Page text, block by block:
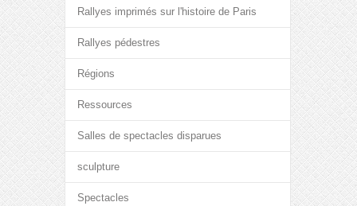
Rallyes imprimés sur l'histoire de Paris
Rallyes pédestres
Régions
Ressources
Salles de spectacles disparues
sculpture
Spectacles